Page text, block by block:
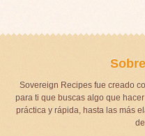
Sovereign Recipes fue creado
para ti que buscas algo que
práctica y rápida, hasta las más